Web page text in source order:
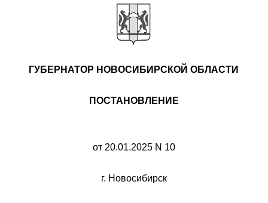
ГУБЕРНАТОР НОВОСИБИРСКОЙ ОБЛАСТИ
ПОСТАНОВЛЕНИЕ
от 20.01.2025 N 10
г. Новосибирск